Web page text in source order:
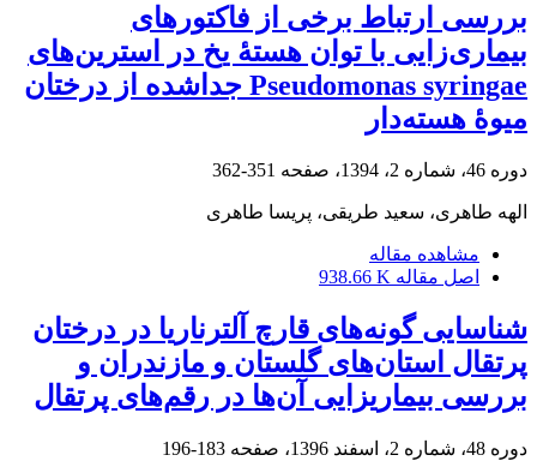
بررسی ارتباط برخی از فاکتورهای
بیماری‌زایی با توان هستۀ یخ در استرین‌های
Pseudomonas syringae جدا‌شده از درختان
میوۀ هسته‌دار
دوره 46، شماره 2، 1394، صفحه 351-362
الهه طاهری، سعید طریقی، پریسا طاهری
مشاهده مقاله
اصل مقاله 938.66 K
شناسایی گونه‌های قارچ آلترناریا در درختان
پرتقال استان‌های گلستان و مازندران و
بررسی بیماریزایی آن‌ها در رقم‌های پرتقال
دوره 48، شماره 2، اسفند 1396، صفحه 183-196